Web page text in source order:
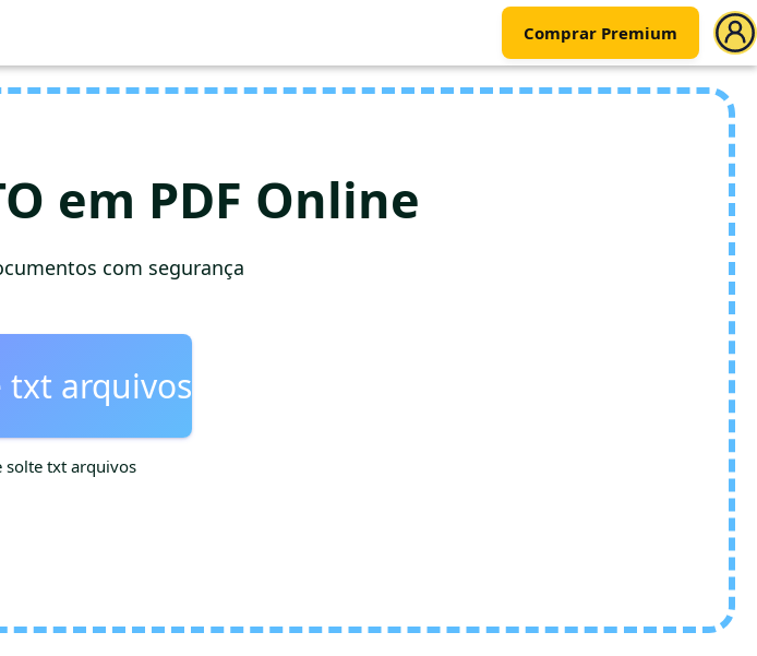
Comprar Premium
em PDF Online
com segurança
txt arquivos
solte txt arquivos